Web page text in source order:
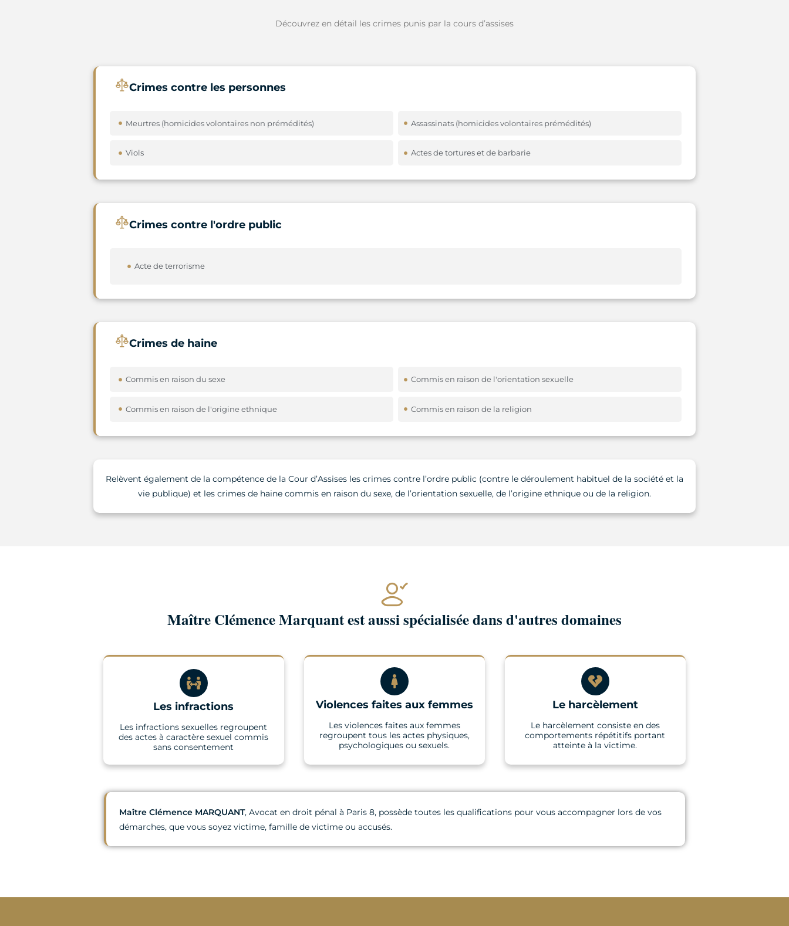
Découvrez en détail les crimes punis par la cours d’assises
Crimes contre les personnes
Meurtres (homicides volontaires non prémédités) Assassinats (homicides volontaires prémédités)
Viols Actes de tortures et de barbarie
Crimes contre l'ordre public
Acte de terrorisme
Crimes de haine
Commis en raison du sexe Commis en raison de l'orientation sexuelle
Commis en raison de l'origine ethnique Commis en raison de la religion
Relèvent également de la compétence de la Cour d’Assises les crimes contre l’ordre public (contre le déroulement habituel de la société et la
vie publique) et les crimes de haine commis en raison du sexe, de l’orientation sexuelle, de l’origine ethnique ou de la religion.
Maître Clémence Marquant est aussi spécialisée dans d'autres domaines
Les infractions
Les infractions sexuelles regroupent
des actes à caractère sexuel commis
sans consentement
Violences faites aux femmes
Les violences faites aux femmes
regroupent tous les actes physiques,
psychologiques ou sexuels.
Le harcèlement
Le harcèlement consiste en des
comportements répétitifs portant
atteinte à la victime.
Maître Clémence MARQUANT, Avocat en droit pénal à Paris 8, possède toutes les qualifications pour vous accompagner lors de vos
démarches, que vous soyez victime, famille de victime ou accusés.